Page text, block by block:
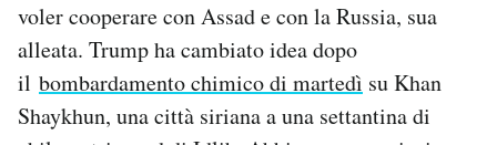
Newsletter
Notifiche mobile
Regala il Post
Hai bisogno di aiuto?
voler cooperare con Assad e con la Russia, sua
alleata. Trump ha cambiato idea dopo
il bombardamento chimico di martedì su Khan
Shaykhun, una città siriana a una settantina di